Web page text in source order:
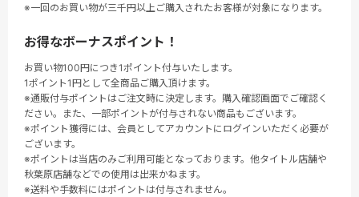
※一回のお買い物が三千円以上ご購入されたお客様が対象になります。
お得なボーナスポイント！
お買い物100円につき1ポイント付与いたします。
1ポイント1円として全商品ご購入頂けます。
※通販付与ポイントはご注文時に決定します。購入確認画面でご確認く
ださい。また、一部ポイントが付与されない商品もございます。
※ポイント獲得には、会員としてアカウントにログインいただく必要が
ございます。
※ポイントは当店のみご利用可能となっております。他タイトル店舗や
秋葉原店舗などでの使用は出来かねます。
※送料や手数料にはポイントは付与されません。